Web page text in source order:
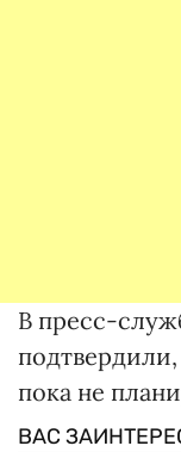
В пресс-
пока не
ВАС